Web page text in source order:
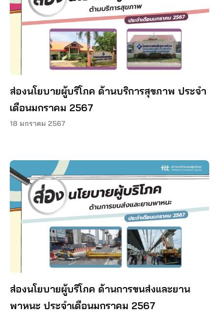
ส่องนโยบายผู้บริโภค ด้านบริการสุขภาพ ประจำ
เดือนมกราคม 2567
18 มกราคม 2567
ส่องนโยบายผู้บริโภค ด้านการขนส่งและยาน
พาหนะ ประจำเดือนมกราคม 2567